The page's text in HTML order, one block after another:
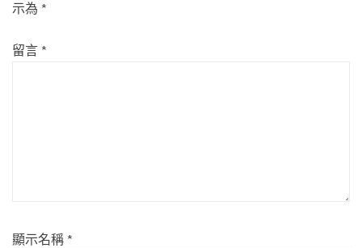
示為 *
留言 *
顯示名稱 *